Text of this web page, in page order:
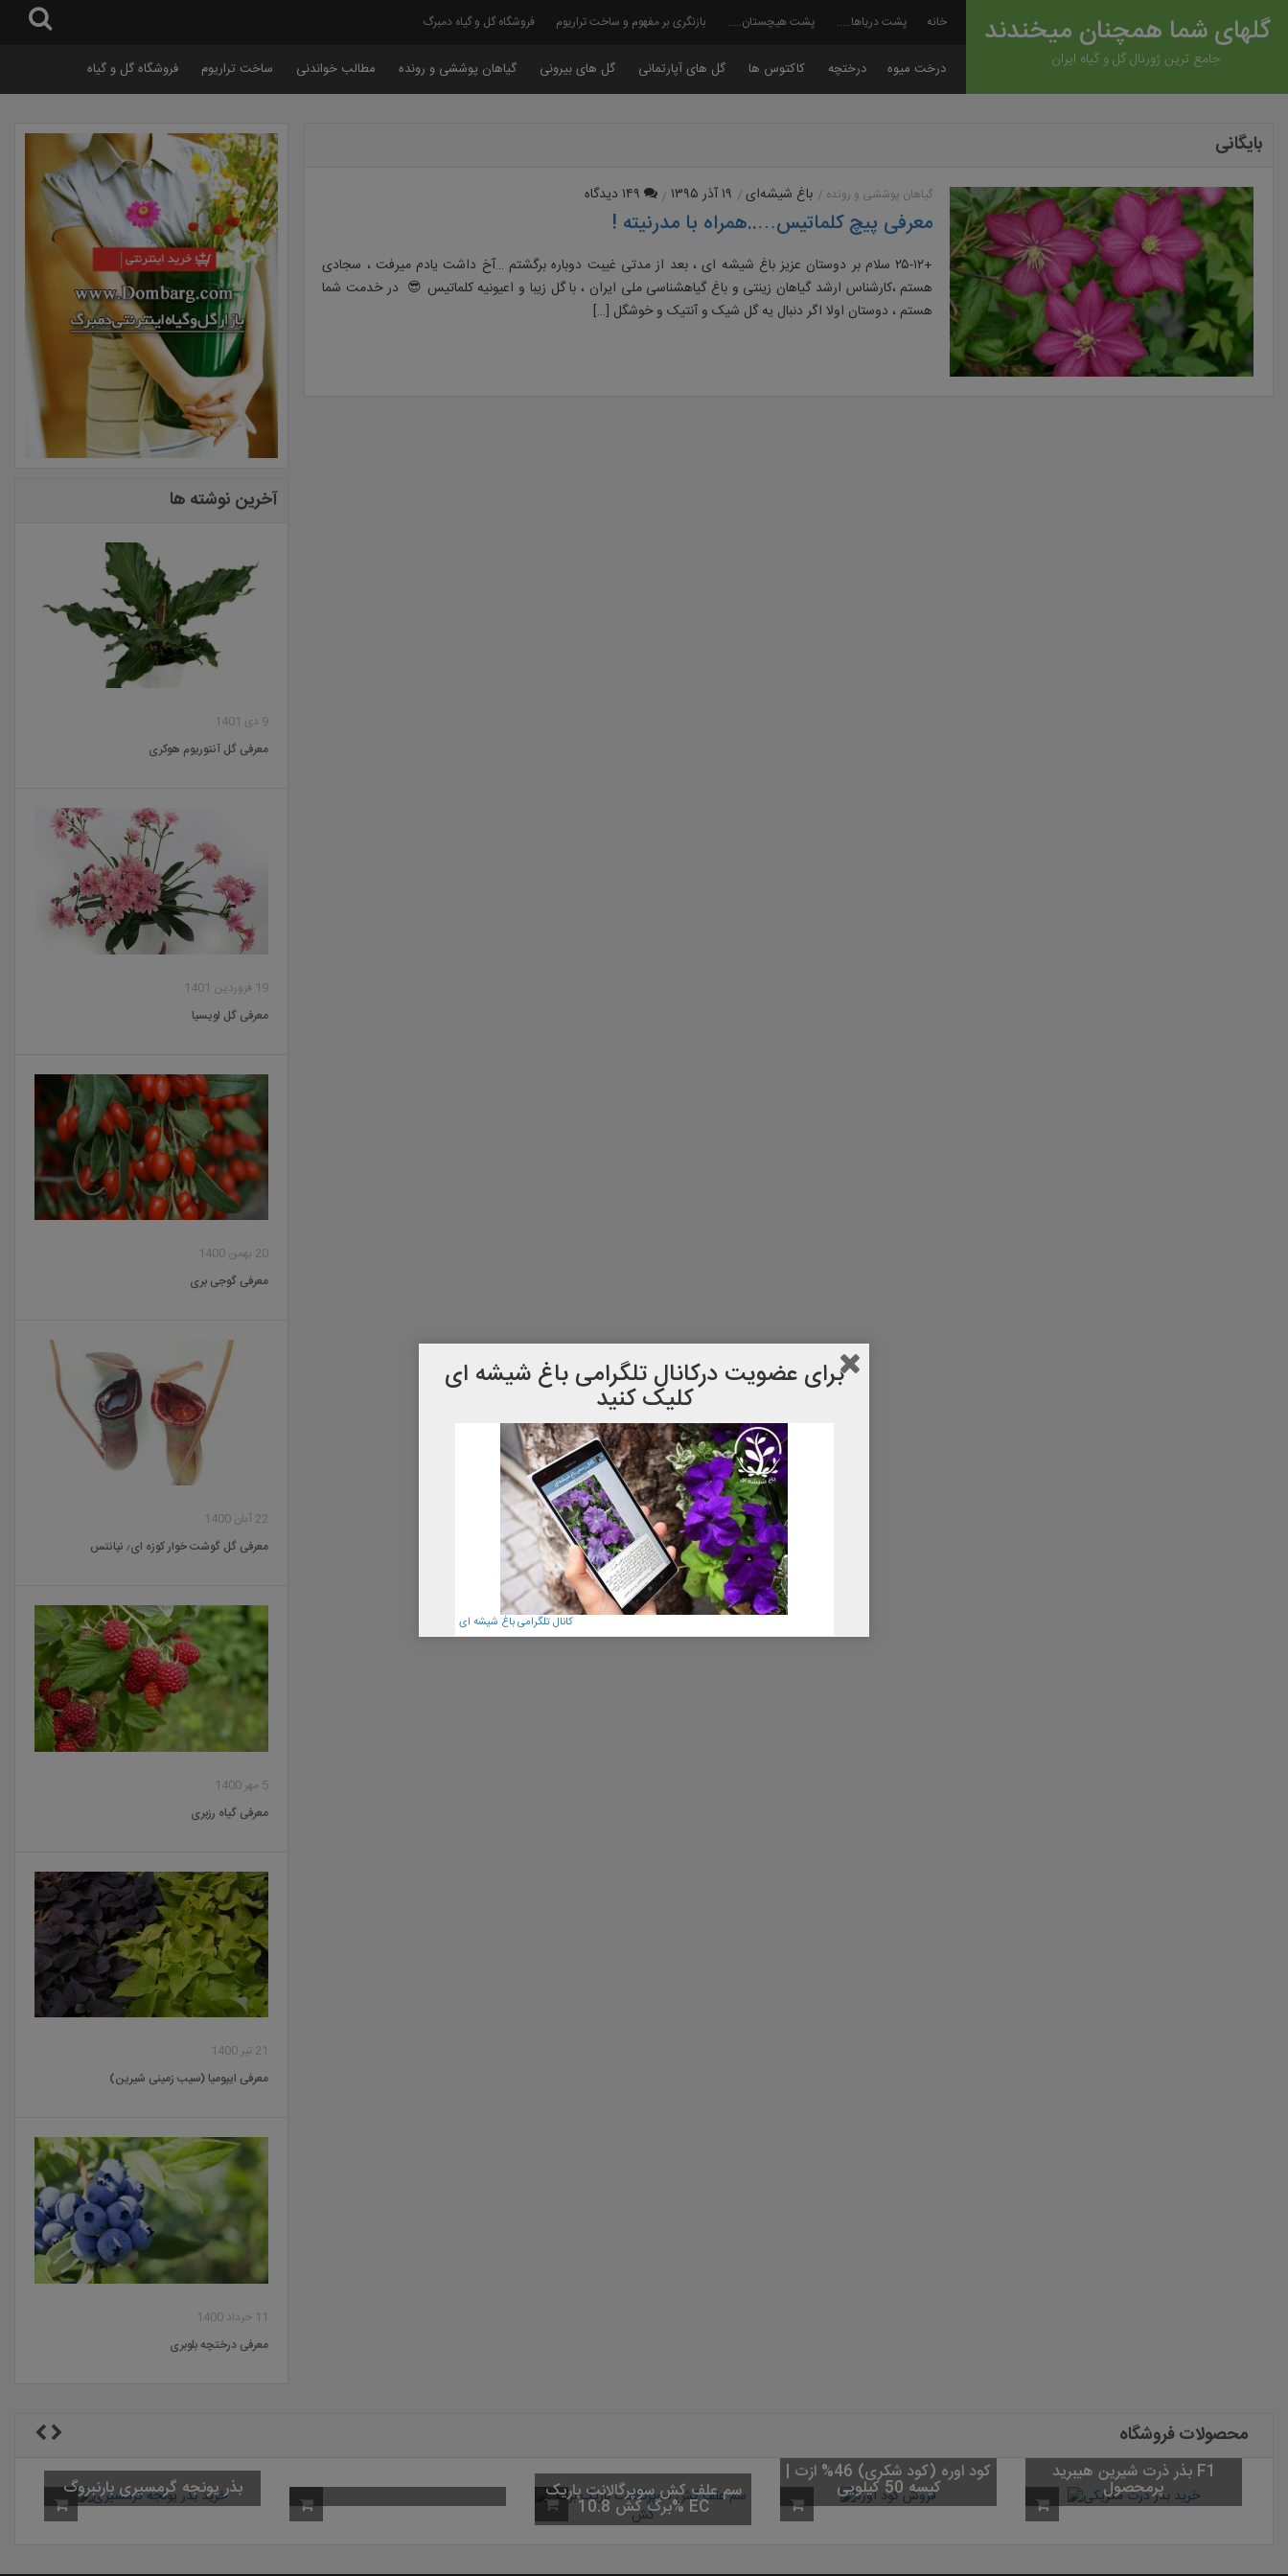
گلهای شما همچنان میخندند
جامع ترین ژورنال گل و گیاه ایران
خانه پشت دریاها….. پشت هیچستان….. بازنگری بر مفهوم و ساخت تراریوم فروشگاه گل و گیاه دمبرگ
درخت میوه درختچه کاکتوس ها گل های آپارتمانی گل های بیرونی گیاهان پوششی و رونده مطالب خواندنی ساخت تراریوم فروشگاه گل و گیاه
بایگانی
گیاهان پوششی و رونده باغ شیشه‌ای ۱۹ آذر ۱۳۹۵ ۱۴۹ دیدگاه
معرفی پیچ کلماتیس…..همراه با مدرنیته !
+۲۵-۱۲ سلام بر دوستان عزیز باغ شیشه ای ، بعد از مدتی غیبت دوباره برگشتم …آخ داشت یادم میرفت ، سجادی
هستم ،کارشناس ارشد گیاهان زینتی و باغ گیاهشناسی ملی ایران ، با گل زیبا و اعیونیه کلماتیس 😎 در خدمت شما
هستم ، دوستان اولا اگر دنبال یه گل شیک و آنتیک و خوشگل […]
آخرین نوشته ها
9 دی 1401
معرفی گل آنتوریوم هوکری
19 فروردین 1401
معرفی گل لویسیا
20 بهمن 1400
معرفی گوجی بری
22 آبان 1400
معرفی گل گوشت خوار کوزه ای٫ نپانتس
5 مهر 1400
معرفی گیاه رزبری
21 تیر 1400
معرفی ایپومیا (سیب زمینی شیرین)
11 خرداد 1400
معرفی درختچه بلوبری
محصولات فروشگاه
بذر یونجه گرمسیری بارنبروگ سم علف کش سوپرگالانت باریک
برگ کش 10.8% EC
کود اوره (کود شکری) 46% ازت |
کیسه 50 کیلویی
بذر ذرت شیرین هیبرید F1
پرمحصول
برای عضویت دركانال تلگرامی باغ شیشه ای
کلیک کنید
کانال تلگرامی باغ شیشه ای